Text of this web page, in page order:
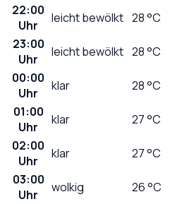
22:00
Uhr
leicht bewölkt 28°C
23:00
Uhr
leicht bewölkt 28°C
00:00
Uhr
klar 28°C
01:00
Uhr
klar 27°C
02:00
Uhr
klar 27°C
03:00
Uhr
wolkig 26°C